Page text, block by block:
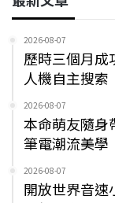
2026-08-07
歷時三個月成
人機自主搜索
2026-08-07
本命萌友隨身
筆電潮流美學
2026-08-07
開放世界音速